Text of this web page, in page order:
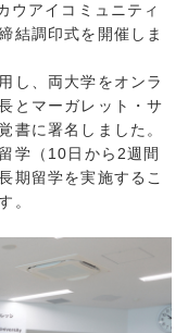
アイコミュニティ
結調印式を開催しま
し、両大学をオンラ
とマーガレット・サ
書に署名しました。
学（10日から2週間
期留学を実施するこ
。